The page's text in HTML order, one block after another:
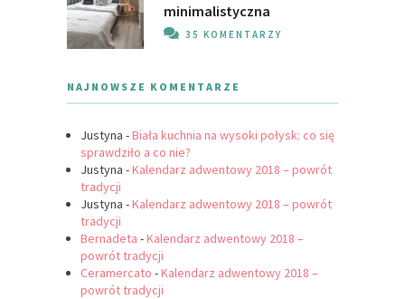
minimalistyczna
35 KOMENTARZY
NAJNOWSZE KOMENTARZE
Justyna -Biała kuchnia na wysoki połysk: co się
sprawdziło a co nie?
Justyna -Kalendarz adwentowy 2018 – powrót
tradycji
Justyna -Kalendarz adwentowy 2018 – powrót
tradycji
Bernadeta -Kalendarz adwentowy 2018 –
powrót tradycji
Ceramercato -Kalendarz adwentowy 2018 –
powrót tradycji